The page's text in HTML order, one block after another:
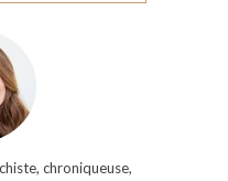
chroniqueuse,